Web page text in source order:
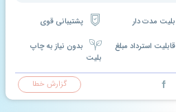
قابلیت استرداد مبلغ
پشتیبانی قوی
بدون نیاز به چاپ
بلیت
گزارش خطا